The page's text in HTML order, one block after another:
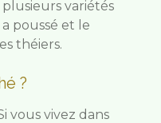
variétés
poussé et le
théiers.
?
vous vivez dans